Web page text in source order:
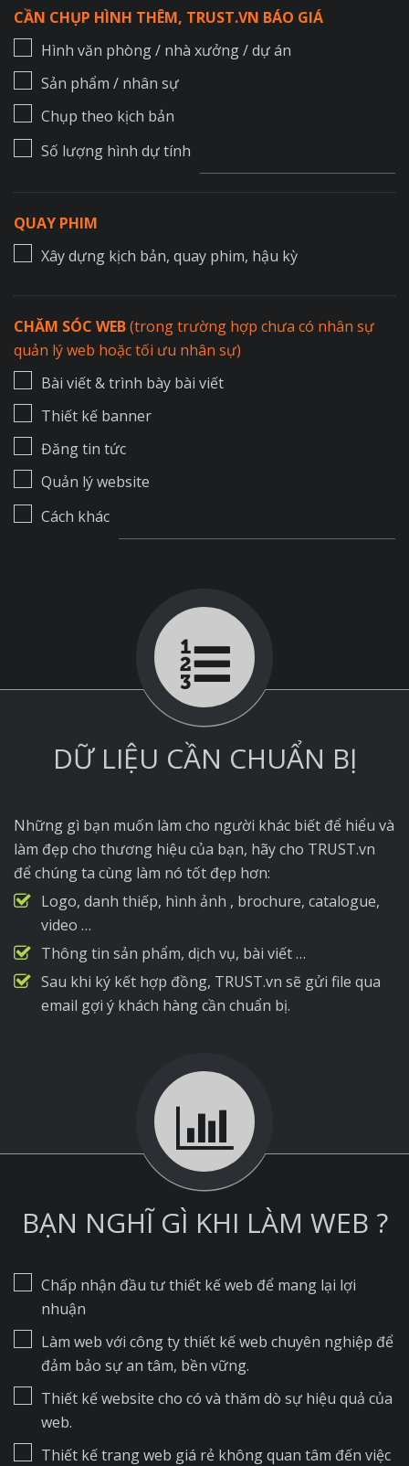
CẦN CHỤP HÌNH THÊM, TRUST.VN BÁO GIÁ
Hình văn phòng / nhà xưởng / dự án
Sản phẩm / nhân sự
Chụp theo kịch bản
Số lượng hình dự tính
QUAY PHIM
Xây dựng kịch bản, quay phim, hậu kỳ
CHĂM SÓC WEB(trong trường hợp chưa có nhân sự
quản lý web hoặc tối ưu nhân sự)
Bài viết & trình bày bài viết
Thiết kế banner
Đăng tin tức
Quản lý website
Cách khác
DỮ LIỆU CẦN CHUẨN BỊ
Những gì bạn muốn làm cho người khác biết để hiểu và
làm đẹp cho thương hiệu của bạn, hãy cho TRUST.vn
để chúng ta cùng làm nó tốt đẹp hơn:
Logo, danh thiếp, hình ảnh , brochure, catalogue,
video …
Thông tin sản phẩm, dịch vụ, bài viết …
Sau khi ký kết hợp đồng, TRUST.vn sẽ gửi file qua
email gợi ý khách hàng cần chuẩn bị.
BẠN NGHĨ GÌ KHI LÀM WEB ?
Chấp nhận đầu tư thiết kế web để mang lại lợi
nhuận
Làm web với công ty thiết kế web chuyên nghiệp để
đảm bảo sự an tâm, bền vững.
Thiết kế website cho có và thăm dò sự hiệu quả của
web.
Thiết kế trang web giá rẻ không quan tâm đến việc